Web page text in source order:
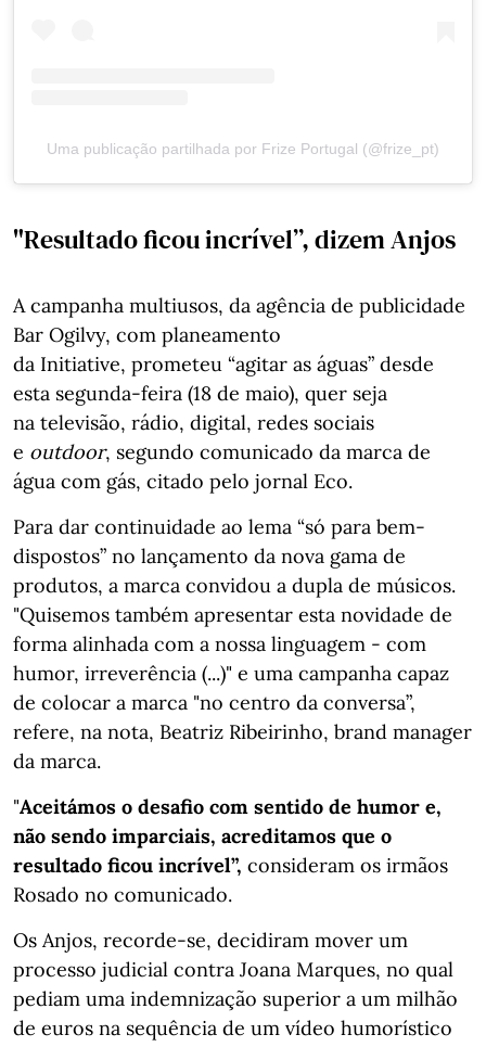
Uma publicação partilhada por Frize Portugal (@frize_pt)
"Resultado ficou incrível”, dizem Anjos
A campanha multiusos, da agência de publicidade
Bar Ogilvy, com planeamento
da Initiative, prometeu “agitar as águas” desde
esta segunda-feira (18 de maio), quer seja
na televisão, rádio, digital, redes sociais
e outdoor, segundo comunicado da marca de
água com gás, citado pelo jornal Eco.
Para dar continuidade ao lema “só para bem-
dispostos” no lançamento da nova gama de
produtos, a marca convidou a dupla de músicos.
"Quisemos também apresentar esta novidade de
forma alinhada com a nossa linguagem - com
humor, irreverência (...)" e uma campanha capaz
de colocar a marca "no centro da conversa”,
refere, na nota, Beatriz Ribeirinho, brand manager
da marca.
"Aceitámos o desafio com sentido de humor e,
não sendo imparciais, acreditamos que o
resultado ficou incrível”, consideram os irmãos
Rosado no comunicado.
Os Anjos, recorde-se, decidiram mover um
processo judicial contra Joana Marques, no qual
pediam uma indemnização superior a um milhão
de euros na sequência de um vídeo humorístico